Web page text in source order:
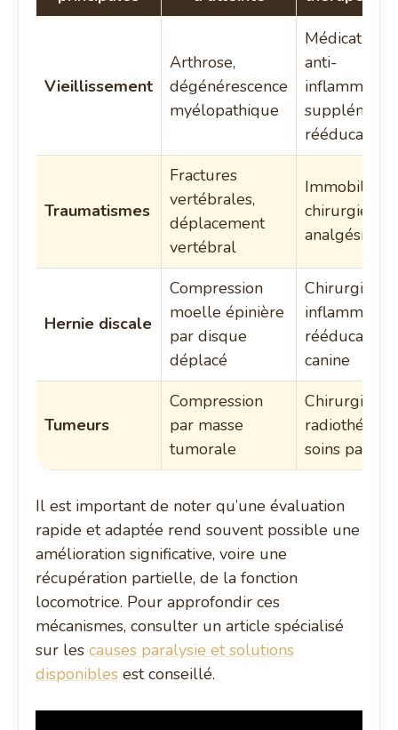
Vieillissement
Arthrose,
dégénérescence
myélopathique
Médication
anti-
rééducation
Traumatismes
Fractures
vertébrales,
déplacement
vertébral
chirurgie,
Hernie discale
Compression
moelle épinière
par disque
déplacé
Chirurgie,
rééducation
canine
Tumeurs
Compression
par masse
tumorale
Chirurgie,
soins
Il est important de noter qu’une évaluation
rapide et adaptée rend souvent possible une
amélioration significative, voire une
récupération partielle, de la fonction
locomotrice. Pour approfondir ces
mécanismes, consulter un article spécialisé
sur lescauses paralysie et solutions
disponibles est conseillé.